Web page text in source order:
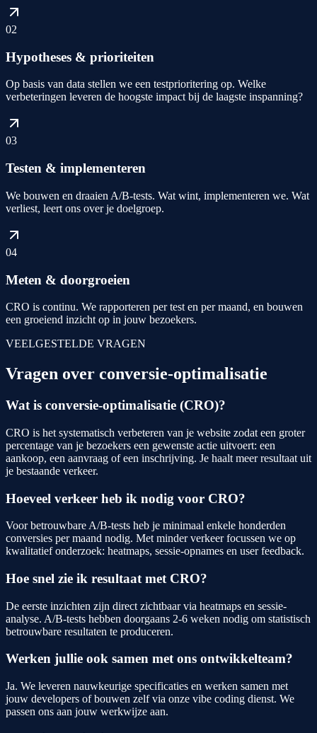
02
Hypotheses & prioriteiten
Op basis van data stellen we een testprioritering op. Welke
verbeteringen leveren de hoogste impact bij de laagste inspanning?
03
Testen & implementeren
We bouwen en draaien A/B-tests. Wat wint, implementeren we. Wat
verliest, leert ons over je doelgroep.
04
Meten & doorgroeien
CRO is continu. We rapporteren per test en per maand, en bouwen
een groeiend inzicht op in jouw bezoekers.
VEELGESTELDE VRAGEN
Vragen over conversie-optimalisatie
Wat is conversie-optimalisatie (CRO)?
CRO is het systematisch verbeteren van je website zodat een groter
percentage van je bezoekers een gewenste actie uitvoert: een
aankoop, een aanvraag of een inschrijving. Je haalt meer resultaat uit
je bestaande verkeer.
Hoeveel verkeer heb ik nodig voor CRO?
Voor betrouwbare A/B-tests heb je minimaal enkele honderden
conversies per maand nodig. Met minder verkeer focussen we op
kwalitatief onderzoek: heatmaps, sessie-opnames en user feedback.
Hoe snel zie ik resultaat met CRO?
De eerste inzichten zijn direct zichtbaar via heatmaps en sessie-
analyse. A/B-tests hebben doorgaans 2-6 weken nodig om statistisch
betrouwbare resultaten te produceren.
Werken jullie ook samen met ons ontwikkelteam?
Ja. We leveren nauwkeurige specificaties en werken samen met
jouw developers of bouwen zelf via onze vibe coding dienst. We
passen ons aan jouw werkwijze aan.